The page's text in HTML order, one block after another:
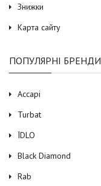
Знижки
Карта сайту
ПОПУЛЯРНІ БРЕНДИ
Accapi
Turbat
ЇDLO
Black Diamond
Rab